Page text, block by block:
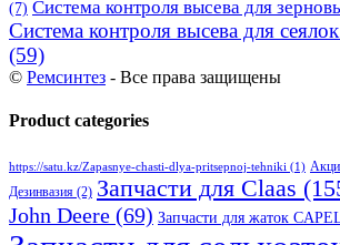
(7) Система контроля высева для
Система контроля высева для
(59)
© Ремсинтез - Все права защищены
Product categories
https://satu.kz/Zapasnye-chasti-dlya-pritsepnoj-tehniki (1)
Дезинвазия (2) Запчасти для Claas
John Deere (69) Запчасти для жаток